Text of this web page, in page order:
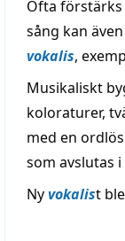
Ofta förstärks
sång kan
vokalis,
Musikaliskt
koloraturer,
med en
som avslutas
Nyvokalist